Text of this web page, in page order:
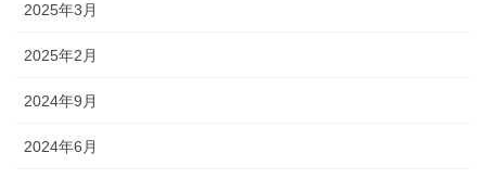
2025年3月
2025年2月
2024年9月
2024年6月